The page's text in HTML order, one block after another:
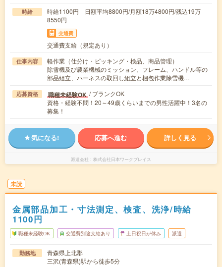
時給
時給1100円 日額平均8800円/月額18万4800円/残込19万
8550円
交通費
交通費支給（規定あり）
仕事内容
軽作業（仕分け・ピッキング・検品、商品管理）
除雪機及び農業機械のミッション、フレーム、ハンドル等の
部品組立、ハーネスの取回し組立と梱包作業除雪機…
応募資格 職種未経験OK / ブランクOK
資格・経験不問！20～49歳くらいまでの男性活躍中！3名の
募集！
気になる! 応募へ進む 詳しく見る
派遣会社 株式会社日本ワークプレイス
未読
金属部品加工・寸法測定、検査、洗浄/時給
1100円
職種未経験OK 交通費別途支給あり 土日祝日が休み 派遣
勤務地
青森県上北郡
三沢(青森県)駅から徒歩5分